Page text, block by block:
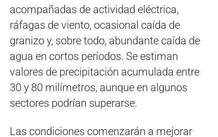
acompañadas de actividad eléctrica,
ráfagas de viento, ocasional caída de
granizo y, sobre todo, abundante caída de
agua en cortos períodos. Se estiman
valores de precipitación acumulada entre
30 y 80 milímetros, aunque en algunos
sectores podrían superarse.
Las condiciones comenzarán a mejorar